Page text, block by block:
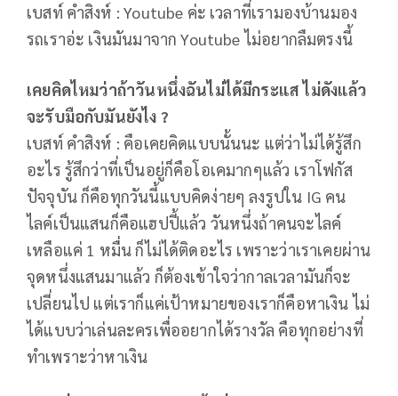
เบสท์ คำสิงห์ : Youtube ค่ะ เวลาที่เรามองบ้านมอง
รถเราอ่ะ เงินมันมาจาก Youtube ไม่อยากลืมตรงนี้
เคยคิดไหมว่าถ้าวันหนึ่งฉันไม่ได้มีกระแส ไม่ดังแล้ว
จะรับมือกับมันยังไง ?
เบสท์ คำสิงห์ : คือเคยคิดแบบนั้นนะ แต่ว่าไม่ได้รู้สึก
อะไร รู้สึกว่าที่เป็นอยู่ก็คือโอเคมากๆแล้ว เราโฟกัส
ปัจจุบัน ก็คือทุกวันนี้แบบคิดง่ายๆ ลงรูปใน IG คน
ไลค์เป็นแสนก็คือแฮปปี้แล้ว วันหนึ่งถ้าคนจะไลค์
เหลือแค่ 1 หมื่น ก็ไม่ได้ติดอะไร เพราะว่าเราเคยผ่าน
จุดหนึ่งแสนมาแล้ว ก็ต้องเข้าใจว่ากาลเวลามันก็จะ
เปลี่ยนไป แต่เราก็แค่เป้าหมายของเราก็คือหาเงิน ไม่
ได้แบบว่าเล่นละครเพื่ออยากได้รางวัล คือทุกอย่างที่
ทำเพราะว่าหาเงิน